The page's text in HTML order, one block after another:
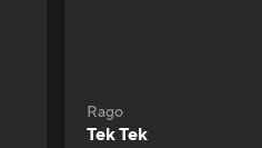
Rago
Tek Tek